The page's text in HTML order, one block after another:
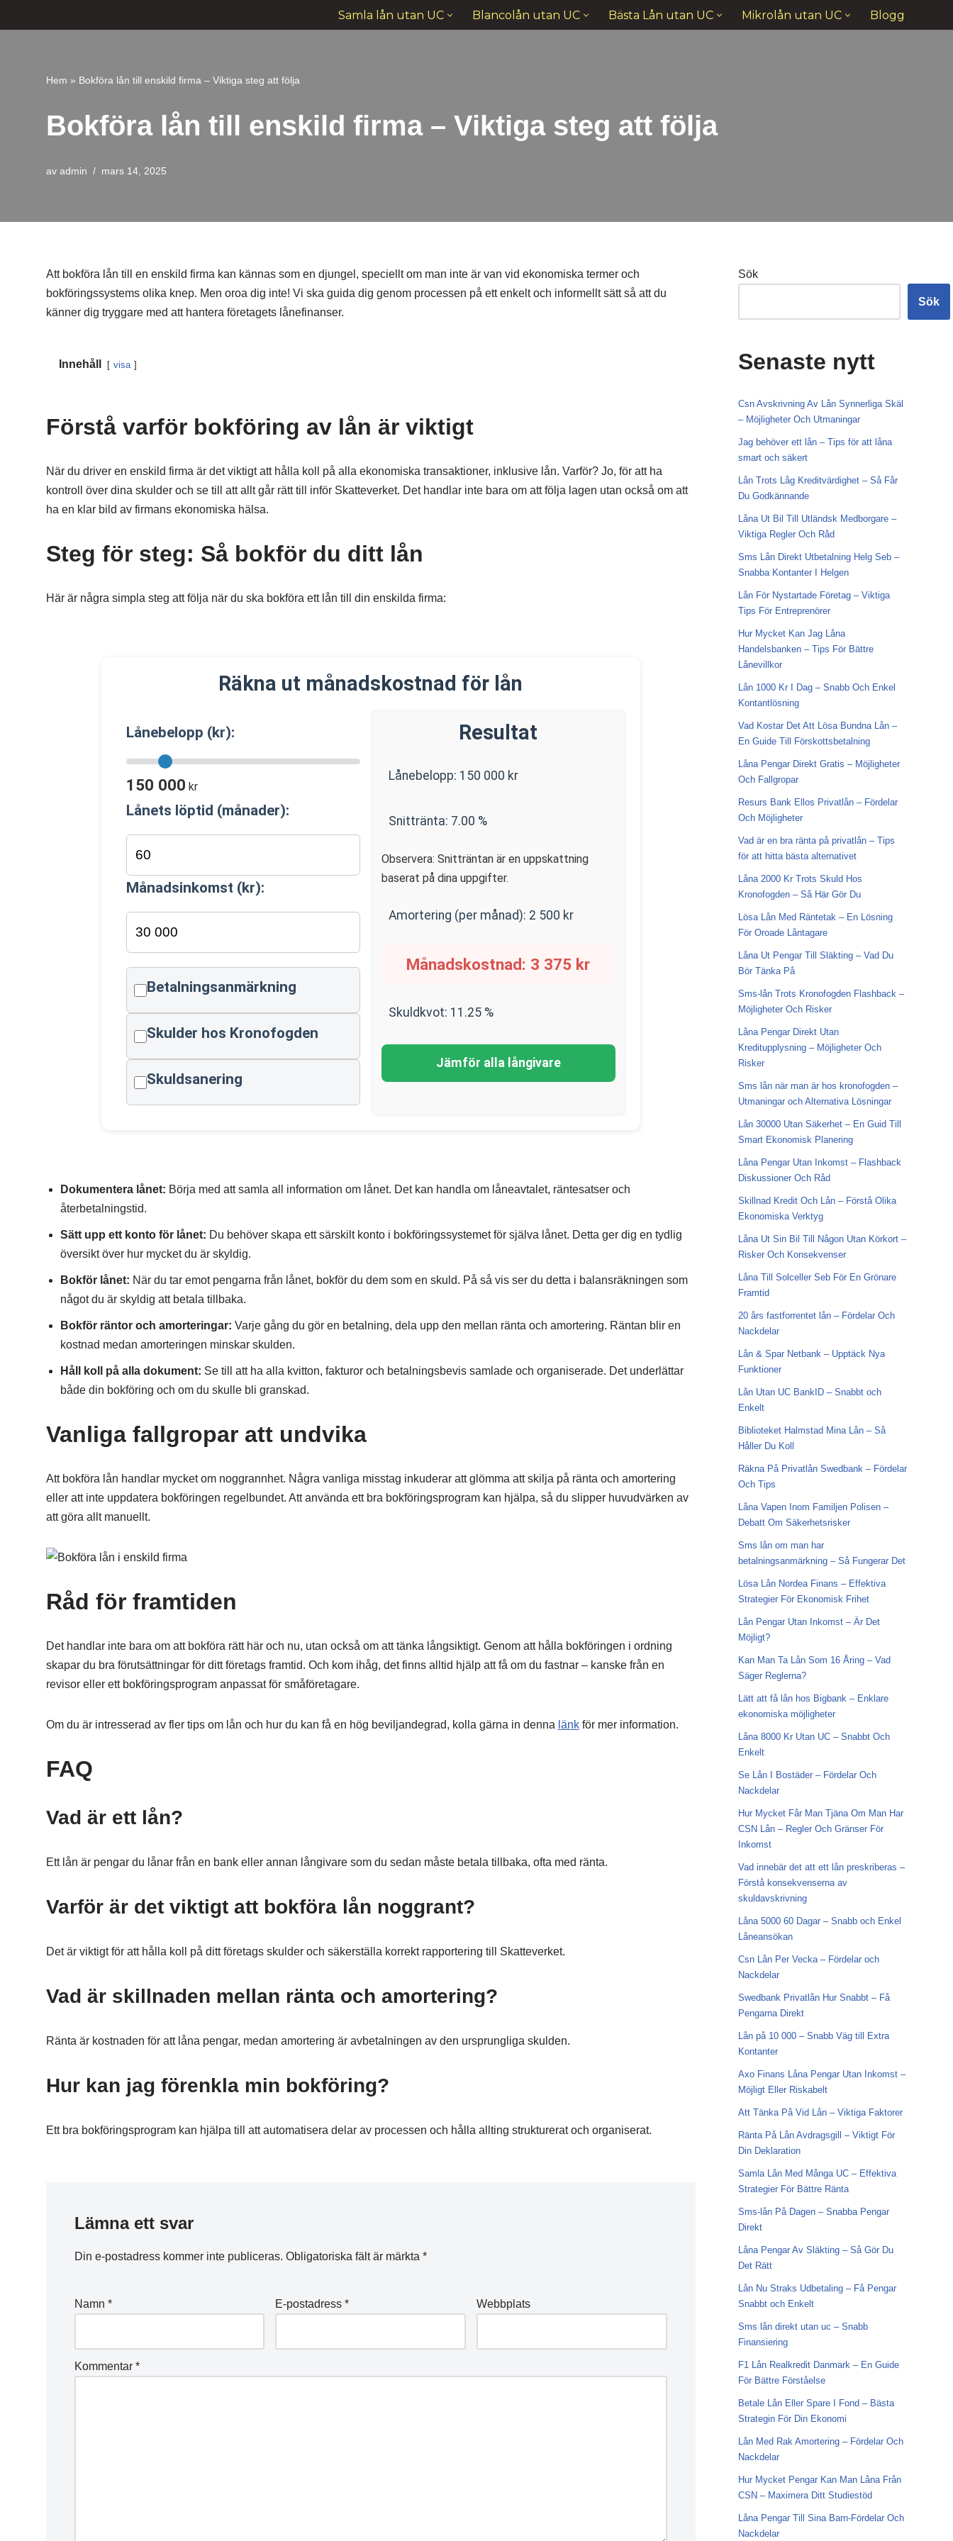
innehåll
Samla lån utan UC Blancolån utan UC Bästa Lån utan UC Mikrolån utan UC Blogg
Hem » Bokföra lån till enskild firma – Viktiga steg att följa
Bokföra lån till enskild firma – Viktiga steg att följa
av admin mars 14, 2025
Att bokföra lån till en enskild firma kan kännas som en djungel, speciellt om man inte är van vid ekonomiska termer och
bokföringssystems olika knep. Men oroa dig inte! Vi ska guida dig genom processen på ett enkelt och informellt sätt så att du
känner dig tryggare med att hantera företagets lånefinanser.
Innehåll visa
Förstå varför bokföring av lån är viktigt
När du driver en enskild firma är det viktigt att hålla koll på alla ekonomiska transaktioner, inklusive lån. Varför? Jo, för att ha
kontroll över dina skulder och se till att allt går rätt till inför Skatteverket. Det handlar inte bara om att följa lagen utan också om att
ha en klar bild av firmans ekonomiska hälsa.
Steg för steg: Så bokför du ditt lån
Här är några simpla steg att följa när du ska bokföra ett lån till din enskilda firma:
Räkna ut månadskostnad för lån
Lånebelopp (kr):
150 000 kr
Lånets löptid (månader):
Månadsinkomst (kr):
Betalningsanmärkning
Skulder hos Kronofogden
Skuldsanering
Resultat
Lånebelopp: 150 000 kr
Snittränta: 7.00 %
Observera: Snitträntan är en uppskattning
baserat på dina uppgifter.
Amortering (per månad): 2 500 kr
Månadskostnad: 3 375 kr
Skuldkvot: 11.25%
Jämför alla långivare
Dokumentera lånet: Börja med att samla all information om lånet. Det kan handla om låneavtalet, räntesatser och
återbetalningstid.
Sätt upp ett konto för lånet: Du behöver skapa ett särskilt konto i bokföringssystemet för själva lånet. Detta ger dig en tydlig
översikt över hur mycket du är skyldig.
Bokför lånet: När du tar emot pengarna från lånet, bokför du dem som en skuld. På så vis ser du detta i balansräkningen som
något du är skyldig att betala tillbaka.
Bokför räntor och amorteringar: Varje gång du gör en betalning, dela upp den mellan ränta och amortering. Räntan blir en
kostnad medan amorteringen minskar skulden.
Håll koll på alla dokument: Se till att ha alla kvitton, fakturor och betalningsbevis samlade och organiserade. Det underlättar
både din bokföring och om du skulle bli granskad.
Vanliga fallgropar att undvika
Att bokföra lån handlar mycket om noggrannhet. Några vanliga misstag inkuderar att glömma att skilja på ränta och amortering
eller att inte uppdatera bokföringen regelbundet. Att använda ett bra bokföringsprogram kan hjälpa, så du slipper huvudvärken av
att göra allt manuellt.
Råd för framtiden
Det handlar inte bara om att bokföra rätt här och nu, utan också om att tänka långsiktigt. Genom att hålla bokföringen i ordning
skapar du bra förutsättningar för ditt företags framtid. Och kom ihåg, det finns alltid hjälp att få om du fastnar – kanske från en
revisor eller ett bokföringsprogram anpassat för småföretagare.
Om du är intresserad av fler tips om lån och hur du kan få en hög beviljandegrad, kolla gärna in denna länkför mer information.
FAQ
Vad är ett lån?
Ett lån är pengar du lånar från en bank eller annan långivare som du sedan måste betala tillbaka, ofta med ränta.
Varför är det viktigt att bokföra lån noggrant?
Det är viktigt för att hålla koll på ditt företags skulder och säkerställa korrekt rapportering till Skatteverket.
Vad är skillnaden mellan ränta och amortering?
Ränta är kostnaden för att låna pengar, medan amortering är avbetalningen av den ursprungliga skulden.
Hur kan jag förenkla min bokföring?
Ett bra bokföringsprogram kan hjälpa till att automatisera delar av processen och hålla allting strukturerat och organiserat.
Lämna ett svar
Din e-postadress kommer inte publiceras. Obligatoriska fält är märkta *
Namn * E-postadress* Webbplats
Kommentar *
Sök
Sök
Senaste nytt
Csn Avskrivning Av Lån Synnerliga Skäl
– Möjligheter Och Utmaningar
Jag behöver ett lån – Tips för att låna
smart och säkert
Lån Trots Låg Kreditvärdighet – Så Får
Du Godkännande
Låna Ut Bil Till Utländsk Medborgare –
Viktiga Regler Och Råd
Sms Lån Direkt Utbetalning Helg Seb –
Snabba Kontanter I Helgen
Lån För Nystartade Företag – Viktiga
Tips För Entreprenörer
Hur Mycket Kan Jag Låna
Handelsbanken – Tips För Bättre
Lånevillkor
Lån 1000 Kr I Dag – Snabb Och Enkel
Kontantlösning
Vad Kostar Det Att Lösa Bundna Lån –
En Guide Till Förskottsbetalning
Låna Pengar Direkt Gratis – Möjligheter
Och Fallgropar
Resurs Bank Ellos Privatlån – Fördelar
Och Möjligheter
Vad är en bra ränta på privatlån – Tips
för att hitta bästa alternativet
Låna 2000 Kr Trots Skuld Hos
Kronofogden – Så Här Gör Du
Lösa Lån Med Räntetak – En Lösning
För Oroade Låntagare
Låna Ut Pengar Till Släkting – Vad Du
Bör Tänka På
Sms-lån Trots Kronofogden Flashback –
Möjligheter Och Risker
Låna Pengar Direkt Utan
Kreditupplysning – Möjligheter Och
Risker
Sms lån när man är hos kronofogden –
Utmaningar och Alternativa Lösningar
Lån 30000 Utan Säkerhet – En Guid Till
Smart Ekonomisk Planering
Låna Pengar Utan Inkomst – Flashback
Diskussioner Och Råd
Skillnad Kredit Och Lån – Förstå Olika
Ekonomiska Verktyg
Låna Ut Sin Bil Till Någon Utan Körkort –
Risker Och Konsekvenser
Låna Till Solceller Seb För En Grönare
Framtid
20 års fastforrentet lån – Fördelar Och
Nackdelar
Lån & Spar Netbank – Upptäck Nya
Funktioner
Lån Utan UC BankID – Snabbt och
Enkelt
Biblioteket Halmstad Mina Lån – Så
Håller Du Koll
Räkna På Privatlån Swedbank – Fördelar
Och Tips
Låna Vapen Inom Familjen Polisen –
Debatt Om Säkerhetsrisker
Sms lån om man har
betalningsanmärkning – Så Fungerar Det
Lösa Lån Nordea Finans – Effektiva
Strategier För Ekonomisk Frihet
Lån Pengar Utan Inkomst – Är Det
Möjligt?
Kan Man Ta Lån Som 16 Åring – Vad
Säger Reglerna?
Lätt att få lån hos Bigbank – Enklare
ekonomiska möjligheter
Låna 8000 Kr Utan UC – Snabbt Och
Enkelt
Se Lån I Bostäder – Fördelar Och
Nackdelar
Hur Mycket Får Man Tjäna Om Man Har
CSN Lån – Regler Och Gränser För
Inkomst
Vad innebär det att ett lån preskriberas –
Förstå konsekvenserna av
skuldavskrivning
Låna 5000 60 Dagar – Snabb och Enkel
Låneansökan
Csn Lån Per Vecka – Fördelar och
Nackdelar
Swedbank Privatlån Hur Snabbt – Få
Pengarna Direkt
Lån på 10 000 – Snabb Väg till Extra
Kontanter
Axo Finans Låna Pengar Utan Inkomst –
Möjligt Eller Riskabelt
Att Tänka På Vid Lån – Viktiga Faktorer
Ränta På Lån Avdragsgill – Viktigt För
Din Deklaration
Samla Lån Med Många UC – Effektiva
Strategier För Bättre Ränta
Sms-lån På Dagen – Snabba Pengar
Direkt
Låna Pengar Av Släkting – Så Gör Du
Det Rätt
Lån Nu Straks Udbetaling – Få Pengar
Snabbt och Enkelt
Sms lån direkt utan uc – Snabb
Finansiering
F1 Lån Realkredit Danmark – En Guide
För Bättre Förståelse
Betale Lån Eller Spare I Fond – Bästa
Strategin För Din Ekonomi
Lån Med Rak Amortering – Fördelar Och
Nackdelar
Hur Mycket Pengar Kan Man Låna Från
CSN – Maximera Ditt Studiestöd
Låna Pengar Till Sina Barn-Fördelar Och
Nackdelar